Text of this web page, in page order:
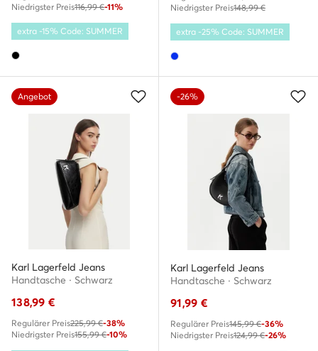
Niedrigster Preis116,99 €-11%
extra -15% Code: SUMMER
Niedrigster Preis148,99 €
extra -25% Code: SUMMER
Angebot
Karl Lagerfeld Jeans
Handtasche · Schwarz
138,99 €
Regulärer Preis225,99 €-38%
Niedrigster Preis155,99 €-10%
-26%
Karl Lagerfeld Jeans
Handtasche · Schwarz
91,99 €
Regulärer Preis145,99 €-36%
Niedrigster Preis124,99 €-26%